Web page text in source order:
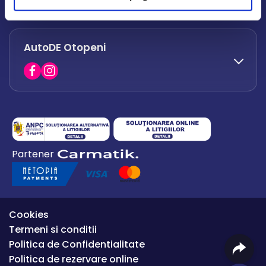
office.afumati@autode.ro
0730 063 852
0730 063 851
AutoDE Otopeni
0754 649 360
office.premium@autode.ro
Partener
Cookies
Termeni si conditii
Politica de Confidentialitate
Politica de rezervare online